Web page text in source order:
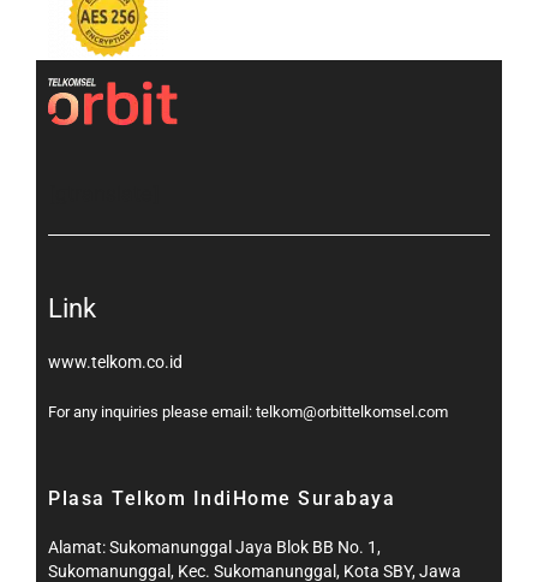
Link
www.telkom.co.id
For any inquiries please email: telkom@orbittelkomsel.com
Plasa Telkom IndiHome Surabaya
Alamat: Sukomanunggal Jaya Blok BB No. 1,
Sukomanunggal, Kec. Sukomanunggal, Kota SBY, Jawa